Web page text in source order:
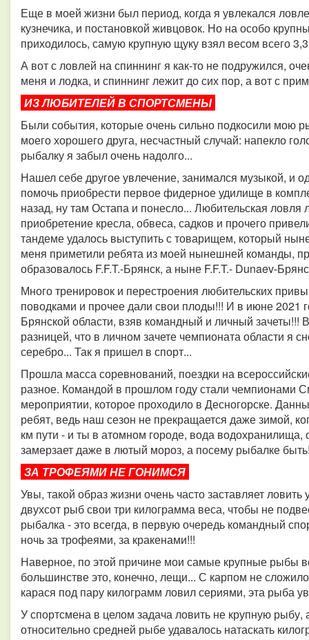
Еще в моей жизни был период, когда я увлекался
кузнечика, и постановкой живцовок. Но на особо
приходилось, самую крупную щуку взял весом всего 3,3
А вот с ловлей на спиннинг я как-то не подружился,
меня и лодка, и спиннинг лежит до сих пор, а вот с
ИЗ ЛЮБИТЕЛЕЙ В СПОРТСМЕНЫ
Были события, которые очень сильно подкосили мою
моего хорошего друга, несчастный случай: напекло
рыбалку я забыл очень надолго...
Нашел себе другое увлечение, занимался музыкой, и
помочь приобрести первое фидерное удилище в
назад, ну там Остапа и понесло... Любительская
приобретение кресла, обвеса, садков и прочего
тандеме удалось выступить с товарищем, который
меня приметили ребята из моей нынешней команды,
образовалось F.F.T.-Брянск, а ныне F.F.T.- Dunaev-
Много тренировок и перестроения любительских
поводками и прочее дали свои плоды!!! И в июне
Брянской области, взяв командный и личный зачеты!!!
разницей, что в личном зачете чемпионата области я
серебро... Так я пришел в спорт...
Прошла масса соревнований, поездки на
разное. Командой в прошлом году стали чемпионами
мероприятии, которое проходило в Десногорске.
ребят, ведь наш сезон не прекращается даже зимой,
км пути - и ты в атомном городе, вода
замерзает даже в лютый мороз, а посему рыбалке
ЗА ТРОФЕЯМИ НЕ ГОНИМСЯ
Увы, такой образ жизни очень часто заставляет
двухсот рыб свои три килограмма веса, чтобы не
рыбалка - это всегда, в первую очередь командный
ночь за трофеями, за кракенами!!!
Наверное, по этой причине мои самые крупные рыбы
большинстве это, конечно, лещи... С карпом не
карася под пару килограмм ловил сериями, эта рыба
У спортсмена в целом задача ловить не крупную рыбу,
относительно средней рыбе удавалось натаскать